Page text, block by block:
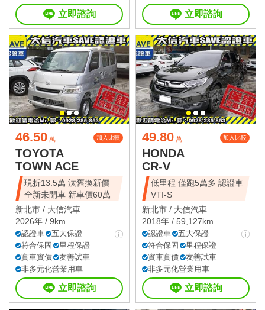
立即諮詢 立即諮詢
46.50 萬 加入比較
TOYOTA
TOWN ACE
現折13.5萬 汰舊換新價
全新未開車 新車價60萬
新北市 / 大信汽車
2026年 / 9km
認證車
五大保證
符合保固
里程保證
實車實價
友善試車
非多元化營業用車
立即諮詢
49.80 萬 加入比較
HONDA
CR-V
低里程 僅跑5萬多 認證車
VTI-S
新北市 / 大信汽車
2018年 / 59,127km
認證車
五大保證
符合保固
里程保證
實車實價
友善試車
非多元化營業用車
立即諮詢